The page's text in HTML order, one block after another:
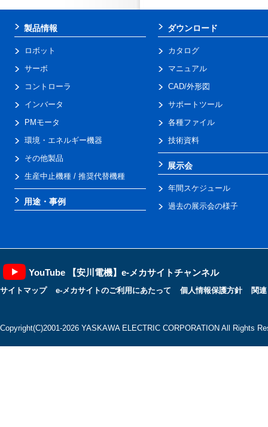
製品情報
ロボット
サーボ
コントローラ
インバータ
PMモータ
環境・エネルギー機器
その他製品
生産中止機種 / 推奨代替機種
用途・事例
ダウンロード
カタログ
マニュアル
CAD/外形図
サポートツール
各種ファイル
技術資料
展示会
年間スケジュール
過去の展示会の様子
YouTube 【安川電機】e-メカサイトチャンネル
サイトマップ e-メカサイトのご利用にあたって 個人情報保護方針 関
Copyright(C)2001‐2026 YASKAWA ELECTRIC CORPORATION All Rights